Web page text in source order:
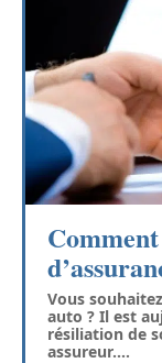
Vous
auto ? Il est
résiliation de
assureur.…